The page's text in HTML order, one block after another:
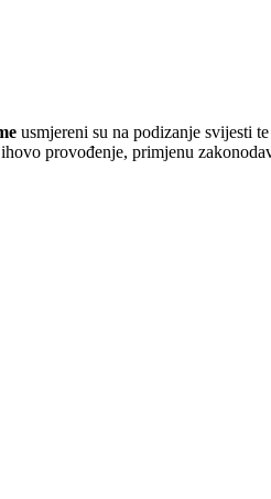
usmjereni su na podizanje svijesti
provođenje, primjenu